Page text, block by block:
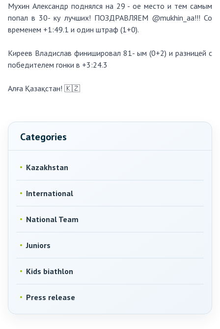
Мухин Александр поднялся на 29 - ое место и тем самым
попал в 30- ку лучших! ПОЗДРАВЛЯЕМ @mukhin_aa!!! Со
временем +1:49.1 и один штраф (1+0).
Киреев Владислав финишировал 81- ым (0+2) и разницей с
победителем гонки в +3:24.3
Алға Қазақстан! 🇰🇿
Categories
Kazakhstan
International
National Team
Juniors
Kids biathlon
Press release